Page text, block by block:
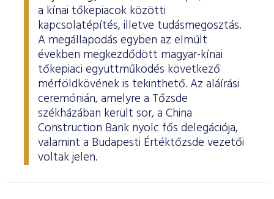
a kínai tőkepiacok közötti
kapcsolatépítés, illetve tudásmegosztás.
A megállapodás egyben az elmúlt
években megkezdődött magyar-kínai
tőkepiaci együttműködés következő
mérföldkövének is tekinthető. Az aláírási
ceremónián, amelyre a Tőzsde
székházában került sor, a China
Construction Bank nyolc fős delegációja,
valamint a Budapesti Értéktőzsde vezetői
voltak jelen.